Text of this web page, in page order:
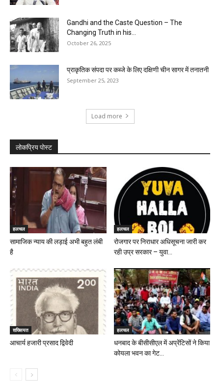
Gandhi and the Caste Question – The
Changing Truth in his...
October 26, 2025
प्राकृतिक संपदा पर कब्जे के लिए दक्षिणी चीन सागर में तनातनी
September 25, 2023
Load more
लोकप्रिय पोस्ट
हलचल
सामाजिक न्याय की लड़ाई अभी बहुत लंबी
है
हलचल
रोजगार पर निराधार अधिसूचना जारी कर
रही उप्र सरकार – युवा...
शख्सियत
आचार्य हजारी प्रसाद द्विवेदी
हलचल
धनबाद के बीसीसीएल में अप्रेंटिसों ने किया
कोयला भवन का गेट...